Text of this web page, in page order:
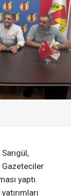
Gazeteciler
yaptı.